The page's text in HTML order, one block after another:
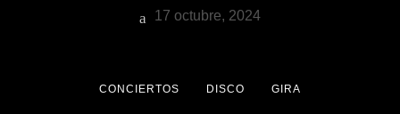
17 octubre, 2024
CONCIERTOS DISCO GIRA